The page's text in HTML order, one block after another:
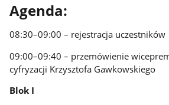
Agenda:
08:30–09:00 – rejestracja uczestników
09:00–09:40 – przemówienie
cyfryzacji Krzysztofa Gawkowskiego
Blok I